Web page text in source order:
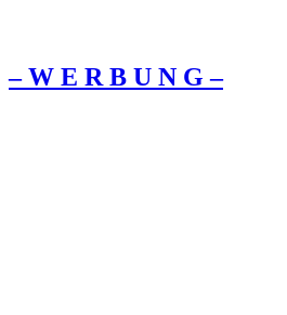
– W Ε R Β U Ν G –